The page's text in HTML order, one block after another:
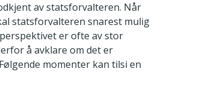
av statsforvalteren. Når
statsforvalteren snarest mulig
er ofte av stor
å avklare om det er
momenter kan tilsi en